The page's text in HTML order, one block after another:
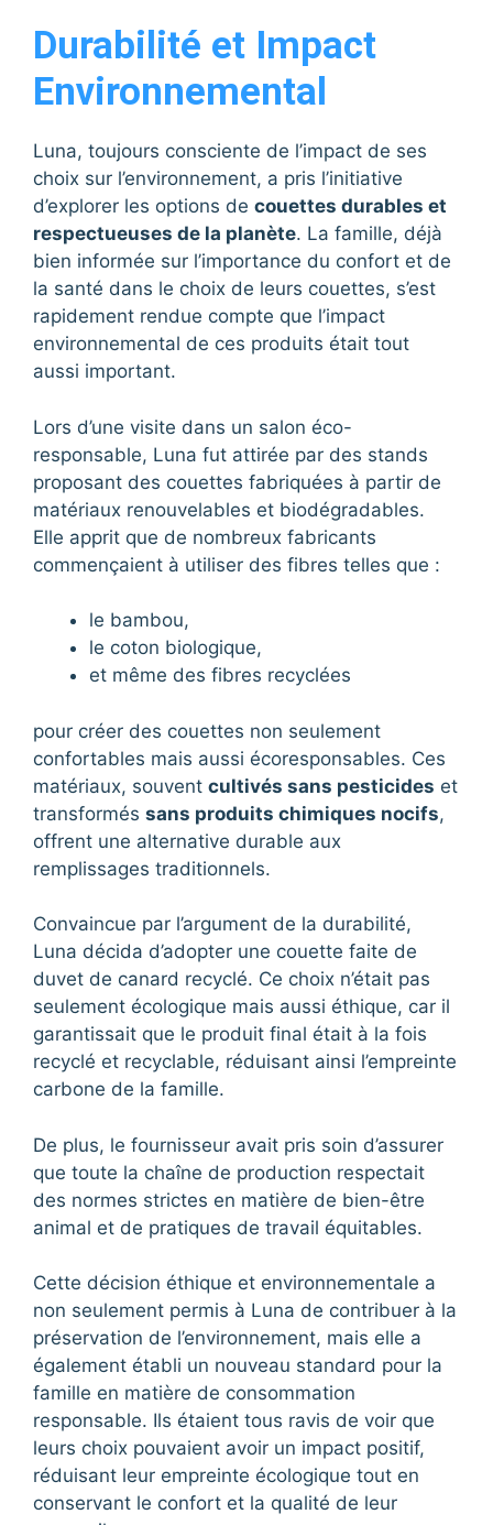
Durabilité et Impact
Environnemental
Luna, toujours consciente de l’impact de ses
choix sur l’environnement, a pris l’initiative
d’explorer les options de couettes durables et
respectueuses de la planète. La famille, déjà
bien informée sur l’importance du confort et de
la santé dans le choix de leurs couettes, s’est
rapidement rendue compte que l’impact
environnemental de ces produits était tout
aussi important.
Lors d’une visite dans un salon éco-
responsable, Luna fut attirée par des stands
proposant des couettes fabriquées à partir de
matériaux renouvelables et biodégradables.
Elle apprit que de nombreux fabricants
commençaient à utiliser des fibres telles que :
le bambou,
le coton biologique,
et même des fibres recyclées
pour créer des couettes non seulement
confortables mais aussi écoresponsables. Ces
matériaux, souvent cultivés sans pesticides et
transformés sans produits chimiques nocifs,
offrent une alternative durable aux
remplissages traditionnels.
Convaincue par l’argument de la durabilité,
Luna décida d’adopter une couette faite de
duvet de canard recyclé. Ce choix n’était pas
seulement écologique mais aussi éthique, car il
garantissait que le produit final était à la fois
recyclé et recyclable, réduisant ainsi l’empreinte
carbone de la famille.
De plus, le fournisseur avait pris soin d’assurer
que toute la chaîne de production respectait
des normes strictes en matière de bien-être
animal et de pratiques de travail équitables.
Cette décision éthique et environnementale a
non seulement permis à Luna de contribuer à la
préservation de l’environnement, mais elle a
également établi un nouveau standard pour la
famille en matière de consommation
responsable. Ils étaient tous ravis de voir que
leurs choix pouvaient avoir un impact positif,
réduisant leur empreinte écologique tout en
conservant le confort et la qualité de leur